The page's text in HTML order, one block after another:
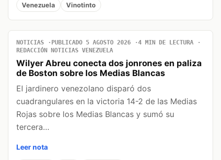
Venezuela
Vinotinto
NOTICIAS PUBLICADO 5 AGOSTO 2026
4 MIN DE LECTURA
REDACCIÓN NOTICIAS VENEZUELA
Wilyer Abreu conecta dos jonrones en paliza
de Boston sobre los Medias Blancas
El jardinero venezolano disparó dos
cuadrangulares en la victoria 14-2 de las Medias
Rojas sobre los Medias Blancas y sumó su
tercera…
Leer nota